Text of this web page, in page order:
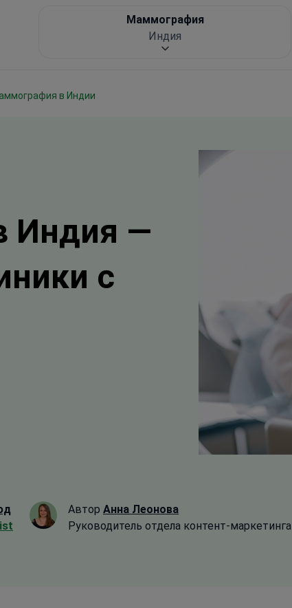
Маммография в Индии
Маммография
Индия
Индия —
с
Автор Анна Леонова
Руководитель отдела контент-маркетинга